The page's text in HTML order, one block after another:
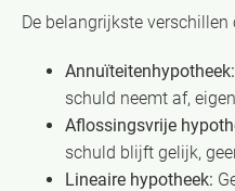
De belangrijkste verschillen
Annuïteitenhypotheek:
schuld neemt af,
Aflossingsvrije
schuld blijft gelijk,
Lineaire hypotheek: